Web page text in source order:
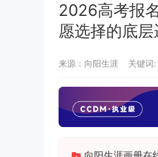
2026高考报
愿选择的底
来源：向阳生涯 关键词: